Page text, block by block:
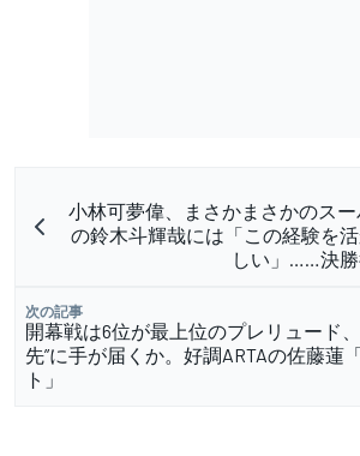
小林可夢偉、まさかまさかのス
の鈴木斗輝哉には「この経験を
しい」……決
次の記事
開幕戦は6位が最上位のプレリュード
先”に手が届くか。好調ARTAの佐藤蓮
ト」